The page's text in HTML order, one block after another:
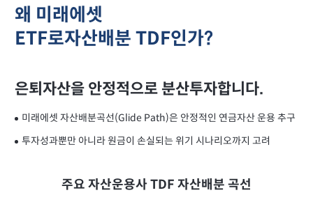
왜 미래에셋
ETF로자산배분 TDF인가?
은퇴자산을 안정적으로 분산투자합니다.
미래에셋 자산배분곡선(Glide Path)은 안정적인 연금자산 운용 추구
투자성과뿐만 아니라 원금이 손실되는 위기 시나리오까지 고려
주요 자산운용사 TDF 자산배분 곡선